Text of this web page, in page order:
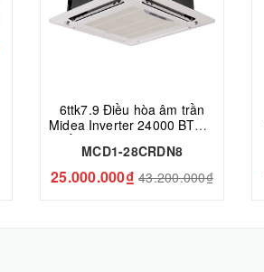
6ttk7.9 Điều hòa âm trần
Midea Inverter 24000 BTU 1
chiều MCD1-28CRDN8 gas
R-32
MCD1-28CRDN8
25.000.000₫ 43.200.000₫